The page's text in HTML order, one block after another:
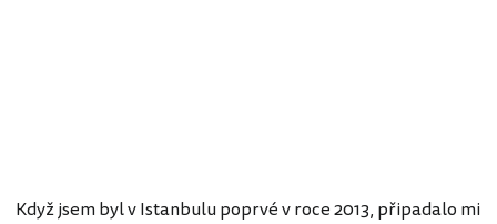
Když jsem byl v Istanbulu poprvé v roce 2013, připadalo mi